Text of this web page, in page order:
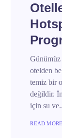
otelden
temiz bir
değildir.
için su
READ MORE